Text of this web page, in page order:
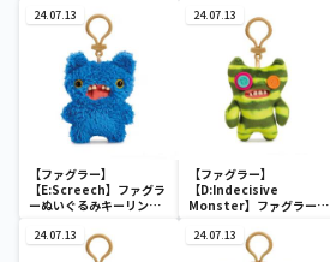
24.07.13
【ファグラー】
【E:Screech】ファグラ
ーぬいぐるみキーリング
24.07.13
【ファグラー】
【D:Indecisive
Monster】ファグラーぬ
弾
24.07.13 24.07.13